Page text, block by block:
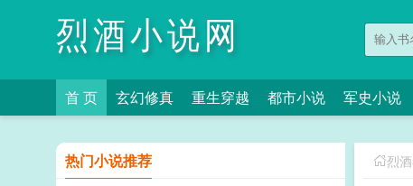
烈酒小说网
首 页 玄幻修真 重生穿越 都市小说 军史小说
烈
热门小说推荐